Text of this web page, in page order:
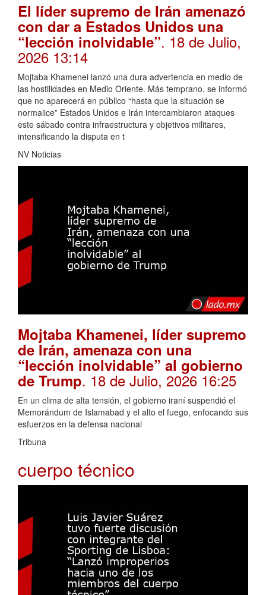
El líder supremo de Irán amenazó
con dar a Estados Unidos una
“lección inolvidable”. 18 de Julio,
2026 13:14
Mojtaba Khamenei lanzó una dura advertencia en medio de
las hostilidades en Medio Oriente. Más temprano, se informó
que no aparecerá en público “hasta que la situación se
normalice” Estados Unidos e Irán intercambiaron ataques
este sábado contra infraestructura y objetivos militares,
intensificando la disputa en t
NV Noticias
Mojtaba Khamenei, líder supremo
de Irán, amenaza con una
“lección inolvidable” al gobierno
de Trump. 18 de Julio, 2026 16:25
En un clima de alta tensión, el gobierno iraní suspendió el
Memorándum de Islamabad y el alto el fuego, enfocando sus
esfuerzos en la defensa nacional
Tribuna
cuerpo técnico